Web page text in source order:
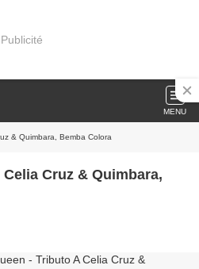
Publicité
MENU
& Quimbara, Bemba Colora
Cruz & Quimbara,